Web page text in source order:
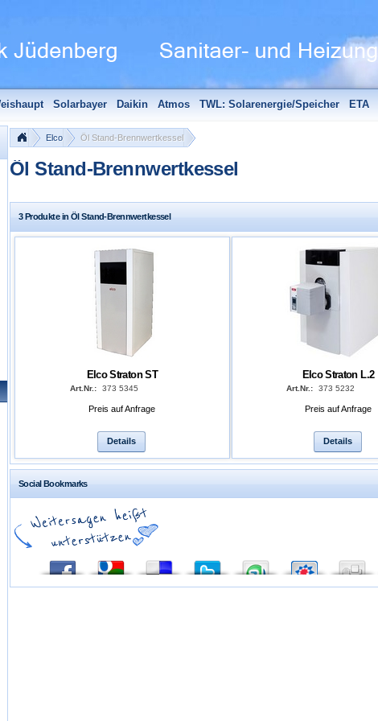
Solarbayer Daikin Atmos TWL: Solarenergie/Speicher ETA
+ Zubehör Edle Badheizkörper
Elco Öl Stand-Brennwertkessel
Öl Stand-Brennwertkessel
3 Produkte in Öl Stand-Brennwertkessel
Elco Straton ST
Art.Nr.: 373 5345
Preis auf Anfrage
Details
Elco Straton L.2
Art.Nr.: 373 5232
Preis auf Anfrage
Details
Social Bookmarks